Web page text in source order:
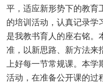
平，适应新形势下的教育
的培训活动，认真记录学
是我教书育人的座右铭。
准，以新思路、新方法来
上好每一节常规课。本
活动，在准备公开课的过